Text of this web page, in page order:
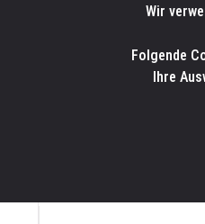
Wir
Folgende
Ihre